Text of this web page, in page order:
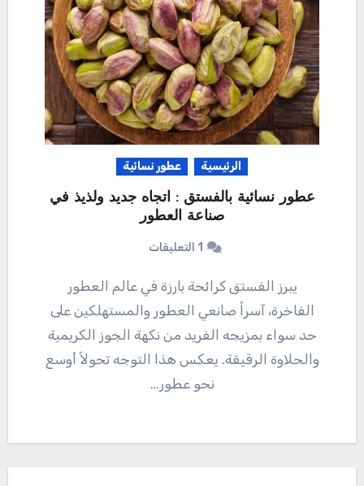
الرئيسية عطور نسائية
عطور نسائية بالفستق : اتجاه جديد ولذيذ في
صناعة العطور
1 التعليقات
يبرز الفستق كرائحة بارزة في عالم العطور
الفاخرة، آسراً صانعي العطور والمستهلكين على
حد سواء بمزيجه الفريد من نكهة الجوز الكريمية
والحلاوة الرقيقة. يعكس هذا التوجه تحولاً أوسع
نحو عطور…